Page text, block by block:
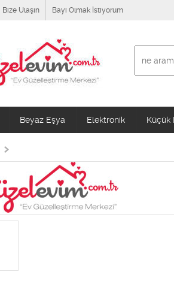
Bize Ulaşın Bayi Olmak İstiyorum
Beyaz Eşya Elektronik Küçük